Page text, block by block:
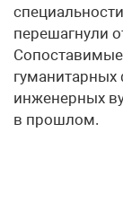
перешагнули
гуманитарных
инженерных
в прошлом.